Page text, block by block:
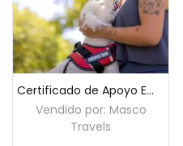
Certificado de Apoyo Emocional para Viajar con Mascotas | Válido para Aerolíneas e ICA
Vendido por: Masco
Travels